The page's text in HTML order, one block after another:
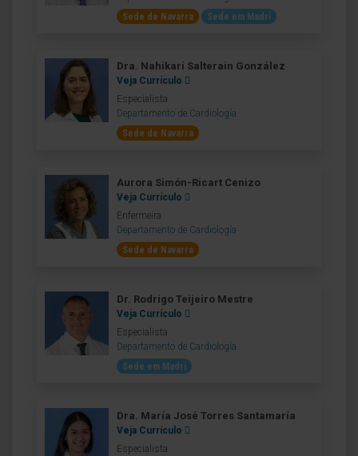
Sede de Navarra
Sede em Madri
Dra. Nahikari Salterain González
Veja Currículo
Especialista
Departamento de Cardiología
Sede de Navarra
Aurora Simón-Ricart Cenizo
Veja Currículo
Enfermeira
Departamento de Cardiología
Sede de Navarra
Dr. Rodrigo Teijeiro Mestre
Veja Currículo
Especialista
Departamento de Cardiología
Sede em Madri
Dra. María José Torres Santamaría
Veja Currículo
Especialista